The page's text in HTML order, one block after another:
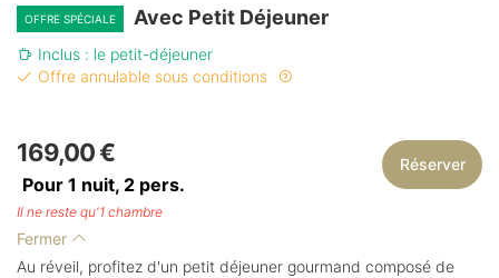
OFFRE SPÉCIALE Avec Petit Déjeuner
Inclus : le petit-déjeuner
Offre annulable sous conditions
169,00 €
Pour 1 nuit, 2 pers.
Réserver
Il ne reste qu'1 chambre
Fermer
Au réveil, profitez d'un petit déjeuner gourmand composé de